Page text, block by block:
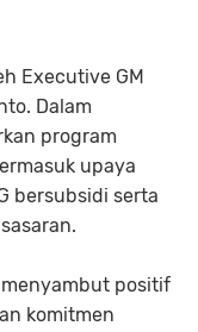
Executive GM
Dalam
program
upaya
bersubsidi serta
menyambut positif
komitmen